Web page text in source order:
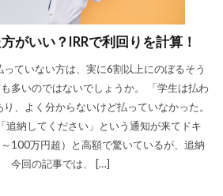
がいい？IRRで利回りを計算！
ていない方は、実に6割以上にのぼるそう
多いのではないでしょうか。 「学生は払わ
、よく分からないけど払っていなかった。
追納してください」という通知が来てドキ
100万円超）と高額で驚いているが、追納
今回の記事では、 […]